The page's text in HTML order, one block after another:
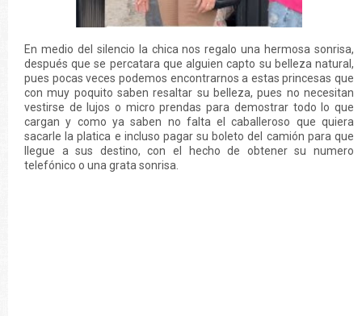
En medio del silencio la chica nos regalo una hermosa sonrisa,
después que se percatara que alguien capto su belleza natural,
pues pocas veces podemos encontrarnos a estas princesas que
con muy poquito saben resaltar su belleza, pues no necesitan
vestirse de lujos o micro prendas para demostrar todo lo que
cargan y como ya saben no falta el caballeroso que quiera
sacarle la platica e incluso pagar su boleto del camión para que
llegue a sus destino, con el hecho de obtener su numero
telefónico o una grata sonrisa.